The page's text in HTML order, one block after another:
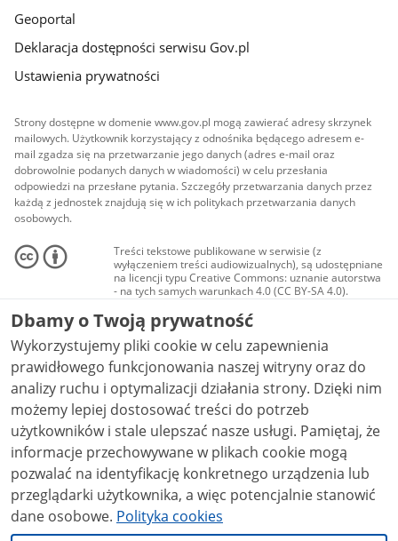
Geoportal
Deklaracja dostępności serwisu Gov.pl
Ustawienia prywatności
Strony dostępne w domenie www.gov.pl mogą zawierać adresy skrzynek
mailowych. Użytkownik korzystający z odnośnika będącego adresem e-
mail zgadza się na przetwarzanie jego danych (adres e-mail oraz
dobrowolnie podanych danych w wiadomości) w celu przesłania
odpowiedzi na przesłane pytania. Szczegóły przetwarzania danych przez
każdą z jednostek znajdują się w ich politykach przetwarzania danych
osobowych.
Treści tekstowe publikowane w serwisie (z
wyłączeniem treści audiowizualnych), są udostępniane
na licencji typu Creative Commons: uznanie autorstwa
- na tych samych warunkach 4.0 (CC BY-SA 4.0).
Materiały audiowizualne, w tym zdjęcia, materiały
audio i wideo, są udostępniane na licencji typu
Creative Commons: uznanie autorstwa użycie
niekomercyjne - bez utworów zależnych 4.0 (CC BY-
NC-ND 4.0), o ile nie jest to stwierdzone inaczej.
Dbamy o Twoją prywatność
Wykorzystujemy pliki cookie w celu zapewnienia
prawidłowego funkcjonowania naszej witryny oraz do
analizy ruchu i optymalizacji działania strony. Dzięki nim
możemy lepiej dostosować treści do potrzeb
użytkowników i stale ulepszać nasze usługi. Pamiętaj, że
informacje przechowywane w plikach cookie mogą
pozwalać na identyfikację konkretnego urządzenia lub
przeglądarki użytkownika, a więc potencjalnie stanowić
dane osobowe. Polityka cookies